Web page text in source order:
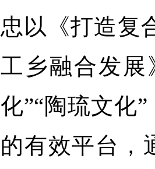
忠以《打造复
工乡融合发展
化”“陶琉文化
的有效平台，